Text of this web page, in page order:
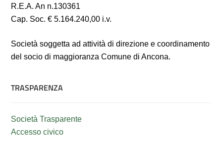
R.E.A. An n.130361
Cap. Soc. € 5.164.240,00 i.v.
Società soggetta ad attività di direzione e coordinamento
del socio di maggioranza Comune di Ancona.
TRASPARENZA
Società Trasparente
Accesso civico